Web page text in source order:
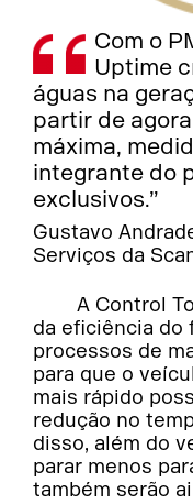
Com o
Uptime
águas na
partir de
máxima,
integrante do
exclusivos.”
Gustavo
Serviços da
A Control
da eficiência do
processos de
para que o
mais rápido
redução no
disso, além do
parar menos
também serão